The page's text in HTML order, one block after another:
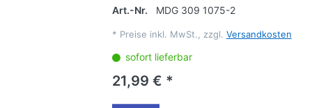
Art.-Nr. MDG 309 1075-2
* Preise inkl. MwSt., zzgl. Versandkosten
sofort lieferbar
21,99 € *